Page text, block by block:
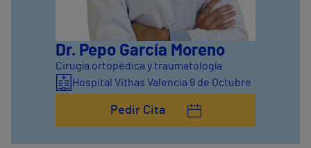
Dr. Pepo García Moreno
Cirugía ortopédica y traumatología
Hospital Vithas Valencia 9 de Octubre
Pedir Cita